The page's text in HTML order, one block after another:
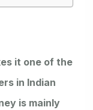
it one of the
in Indian
is mainly